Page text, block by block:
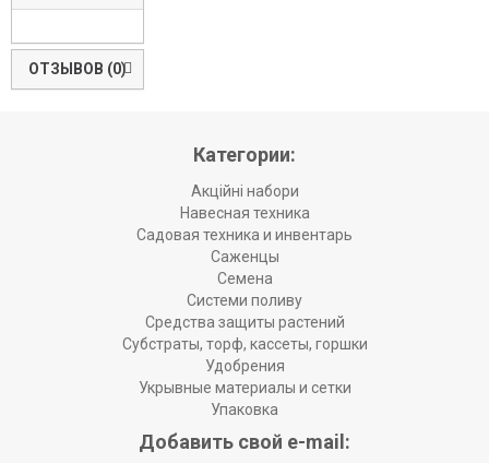
ОТЗЫВОВ (0)
Категории:
Акційні набори
Навесная техника
Садовая техника и инвентарь
Саженцы
Семена
Системи поливу
Средства защиты растений
Субстраты, торф, кассеты, горшки
Удобрения
Укрывные материалы и сетки
Упаковка
Добавить свой e-mail: